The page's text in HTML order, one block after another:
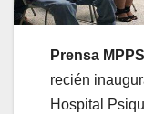
Prensa
recién
Hospital